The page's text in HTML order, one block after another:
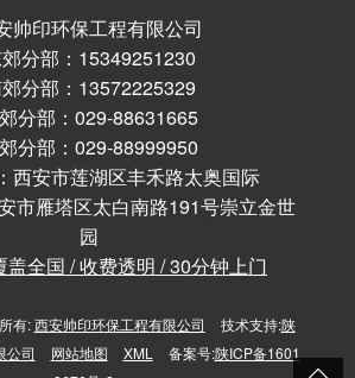
帅印环保工程有限公司
分部：15349251230
分部：13572225329
分部：029-88631665
分部：029-88999950
西安市莲湖区丰禾路太奥国际
市雁塔区太白南路191号崇立金世
园
盖全国 / 收费透明 / 30分钟上门
有:西安帅印环保工程有限公司 技术支持:陕
公司
网站地图 XML 备案号:陕ICP备1601